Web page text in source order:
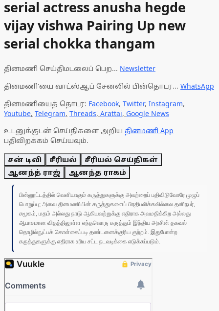
serial actress anusha hegde
vijay vishwa Pairing Up new
serial chokka thangam
தினமணி செய்திமடலைப் பெற... Newsletter
தினமணி'யை வாட்ஸ்ஆப் சேனலில் பின்தொடர... WhatsApp
தினமணியைத் தொடர: Facebook, Twitter, Instagram,
Youtube, Telegram, Threads, Arattai, Google News
உடனுக்குடன் செய்திகளை அறிய தினமணி App
பதிவிறக்கம் செய்யவும்.
சன் டிவி சீரியல்
சீரியல் செய்திகள்
ஆனந்த் ராஜ்
ஆனந்த ராகம்
பின்னூட்டத்தில் வெளியாகும் கருத்துகளுக்கு அவற்றைப் பதிவிடுவோரே முழுப்
பொறுப்பு; அவை தினமணியின் கருத்துகளைப் பிரதிபலிக்கவில்லை.தனிநபர்,
சமூகம், மதம் அல்லது நாடு ஆகியவற்றுக்கு எதிராக அவமதிக்கிற அல்லது
ஆபாசமான விதத்திலுள்ள எந்தவொரு கருத்தும் இந்திய அரசின் தகவல்
தொழில்நுட்பக் கொள்கைப்படி தண்டனைக்குரிய குற்றம். இதுபோன்ற
கருத்துகளுக்கு எதிராக உரிய சட்ட நடவடிக்கை எடுக்கப்படும்.